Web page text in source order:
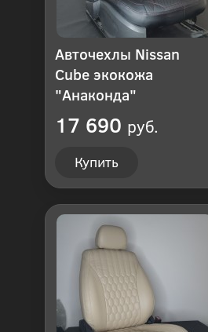
Авточехлы Nissan
Cube экокожа
"Анаконда"
17 690 руб.
Купить